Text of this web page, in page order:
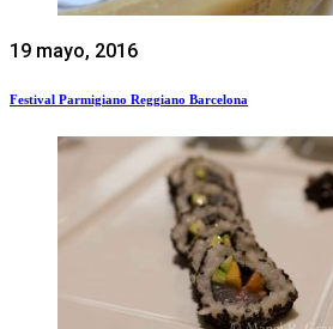
19 mayo, 2016
Festival Parmigiano Reggiano Barcelona